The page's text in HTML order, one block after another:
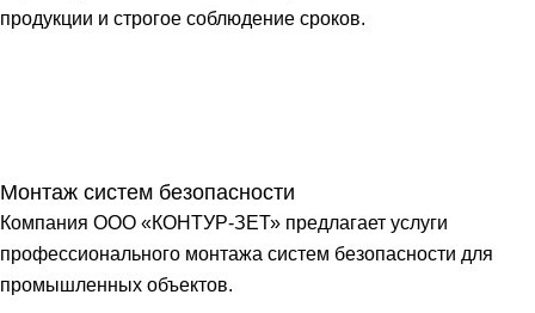
продукции и строгое соблюдение сроков.
Монтаж систем безопасности
Компания ООО «КОНТУР-ЗЕТ» предлагает услуги
профессионального монтажа систем безопасности для
промышленных объектов.